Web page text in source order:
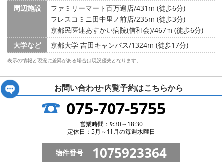
周辺施設
ファミリーマート百万遍店/431m (徒歩6分)
フレスコミニ田中里ノ前店/235m (徒歩3分)
京都民医連あすかい病院(信和会)/467m (徒歩6分)
大学など
京都大学 吉田キャンパス/1324m (徒歩17分)
表示の情報と現況に差異がある場合は現況優先となります。
お問い合わせ·内覧予約はこちらから
075-707-5755
営業時間：9:30～18:30
定休日：5月～11月の毎週水曜日
物件番号 1075923364